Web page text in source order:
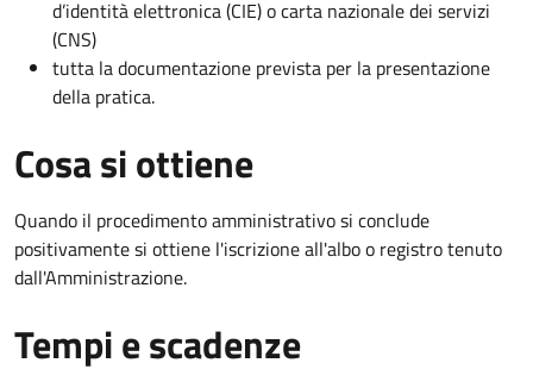
d’identità elettronica (CIE) o carta nazionale dei servizi
(CNS)
tutta la documentazione prevista per la presentazione
della pratica.
Cosa si ottiene
Quando il procedimento amministrativo si conclude
positivamente si ottiene l'iscrizione all'albo o registro tenuto
dall'Amministrazione.
Tempi e scadenze